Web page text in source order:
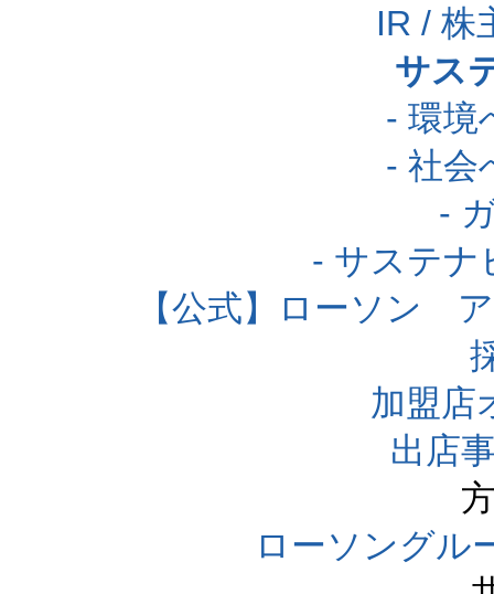
IR / 株
サス
- 環境
- 社会
-
- サステナ
【公式】ローソン
加盟店
出店
ローソングル